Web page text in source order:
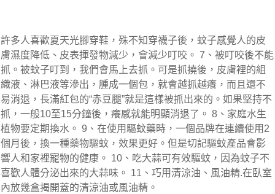
許多人喜歡夏天光腳穿鞋，殊不知穿襪子後，蚊子感覺人的皮
膚濕度降低、皮表揮發物減少，會減少叮咬。 7、被叮咬後不能
抓。被蚊子叮到，我們會馬上去抓。可是抓撓後，皮膚裡的組
織液、淋巴液等滲出，腫成一個包，就會越抓越癢，而且還不
易消退，長滿紅包的“赤豆腿”就是這樣被抓出來的。如果堅持不
抓，一般10至15分鐘後，癢感就能明顯消退了。 8、家庭水生
植物要定期換水。 9、在使用驅蚊藥時，一個品牌在連續使用2
個月後，換一種藥物驅蚊，效果更好。但是切記驅蚊產品會影
響人和家裡寵物的健康。 10、吃大蒜可有效驅蚊，因為蚊子不
喜歡人體分泌出來的大蒜味。 11、巧用清涼油、風油精.在臥室
內放幾盒揭開蓋的清涼油或風油精。